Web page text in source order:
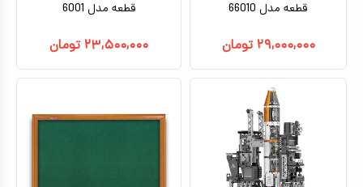
قطعه مدل 66010
۲۹,۰۰۰,۰۰۰ تومان
قطعه مدل 6001
۲۳,۵۰۰,۰۰۰ تومان